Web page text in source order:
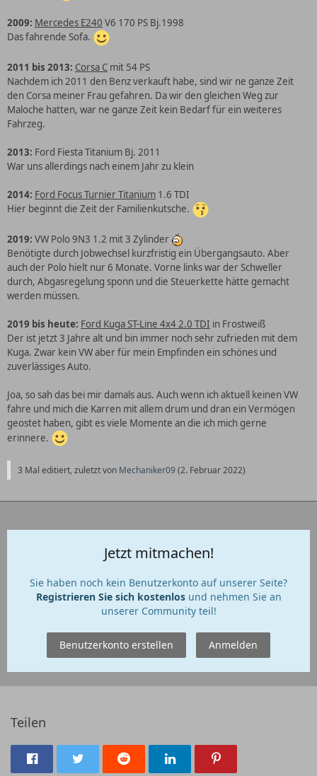
2009: Mercedes E240 V6 170 PS Bj.1998
Das fahrende Sofa.
2011 bis 2013: Corsa C mit 54 PS
Nachdem ich 2011 den Benz verkauft habe, sind wir ne ganze Zeit
den Corsa meiner Frau gefahren. Da wir den gleichen Weg zur
Maloche hatten, war ne ganze Zeit kein Bedarf für ein weiteres
Fahrzeg.
2013: Ford Fiesta Titanium Bj. 2011
War uns allerdings nach einem Jahr zu klein
2014: Ford Focus Turnier Titanium 1.6 TDI
Hier beginnt die Zeit der Familienkutsche.
2019: VW Polo 9N3 1.2 mit 3 Zylinder
Benötigte durch Jobwechsel kurzfristig ein Übergangsauto. Aber
auch der Polo hielt nur 6 Monate. Vorne links war der Schweller
durch, Abgasregelung sponn und die Steuerkette hätte gemacht
werden müssen.
2019 bis heute: Ford Kuga ST-Line 4x4 2.0 TDI in Frostweiß
Der ist jetzt 3 Jahre alt und bin immer noch sehr zufrieden mit dem
Kuga. Zwar kein VW aber für mein Empfinden ein schönes und
zuverlässiges Auto.
Joa, so sah das bei mir damals aus. Auch wenn ich aktuell keinen VW
fahre und mich die Karren mit allem drum und dran ein Vermögen
geostet haben, gibt es viele Momente an die ich mich gerne
erinnere.
3 Mal editiert, zuletzt von Mechaniker09(2. Februar 2022)
Jetzt mitmachen!
Sie haben noch kein Benutzerkonto auf unserer Seite?
Registrieren Sie sich kostenlosund nehmen Sie an
unserer Community teil!
Benutzerkonto erstellen Anmelden
Teilen